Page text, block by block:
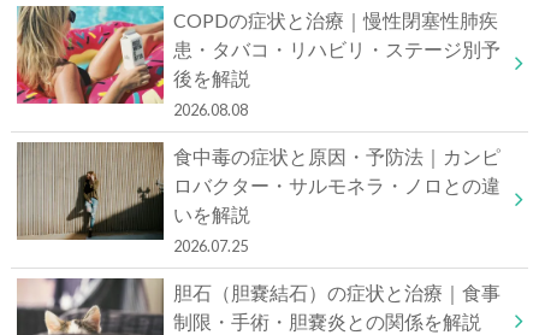
COPDの症状と治療｜慢性閉塞性肺疾
患・タバコ・リハビリ・ステージ別予
後を解説
2026.08.08
食中毒の症状と原因・予防法｜カンピ
ロバクター・サルモネラ・ノロとの違
いを解説
2026.07.25
胆石（胆嚢結石）の症状と治療｜食事
制限・手術・胆嚢炎との関係を解説